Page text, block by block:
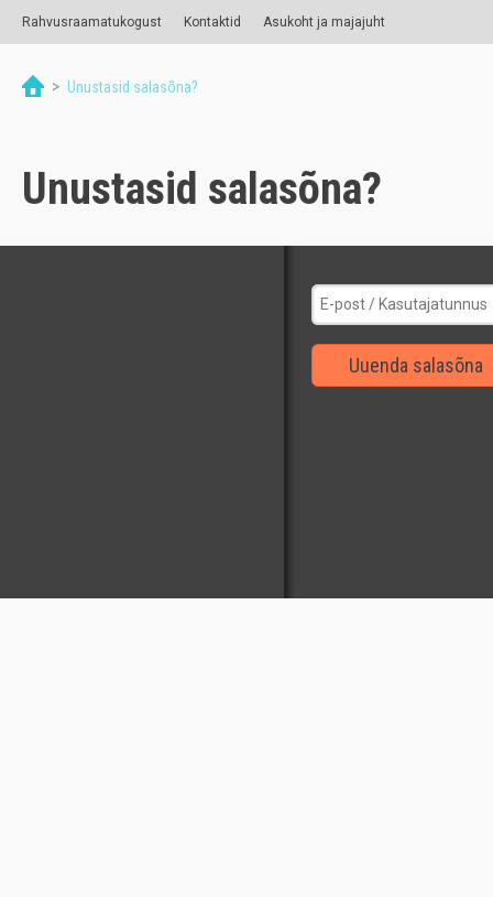
Rahvusraamatukogust Kontaktid Asukoht ja majajuht
> Unustasid salasõna?
Unustasid salasõna?
Uuenda salasõna